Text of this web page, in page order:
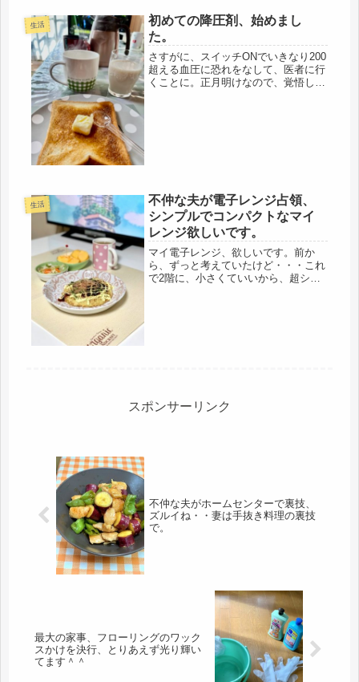
そして、必ず、寝る時は頭の右を下に
して寝ています。そうしないと、目が
回る...
生活
初めての降圧剤、始めまし
た。
さすがに、スイッチONでいきなり200
超える血圧に恐れをなして、医者に行
くことに。正月明けなので、覚悟して
生活
不仲な夫が電子レンジ占領、
シンプルでコンパクトなマイ
レンジ欲しいです。
マイ電子レンジ、欲しいです。前か
ら、ずっと考えていたけど・・・これ
で2階に、小さくていいから、超シン
スポンサーリンク
不仲な夫がホームセンターで裏技、
ズルイね・・妻は手抜き料理の裏技
で。
最大の家事、フローリングのワック
スかけを決行、とりあえず光り輝い
てます＾＾